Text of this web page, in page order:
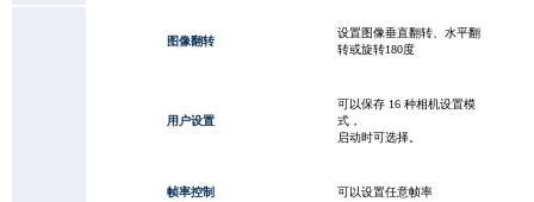
图像翻转
设置图像垂直翻转、水平翻
转或旋转180度
用户设置
可以保存 16 种相机设置模
式，
启动时可选择。
帧率控制 可以设置任意帧率